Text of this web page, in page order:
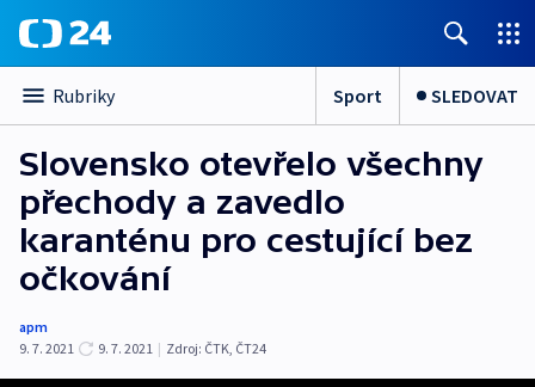
Rubriky Sport SLEDOVAT
Slovensko otevřelo všechny
přechody a zavedlo
karanténu pro cestující bez
očkování
apm
9. 7. 2021
9. 7. 2021 | Zdroj: ČTK, ČT24